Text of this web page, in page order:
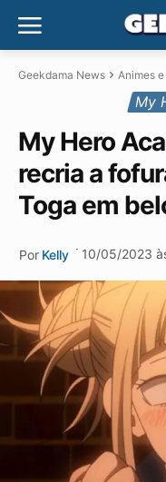
Geekdama News Animes
My
My Hero
recria a
Toga em
Por Kelly · 10/05/2023